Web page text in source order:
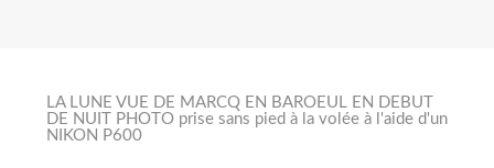
LA LUNE VUE DE MARCQ EN BAROEUL EN DEBUT
DE NUIT PHOTO prise sans pied à la volée à l'aide d'un
NIKON P600